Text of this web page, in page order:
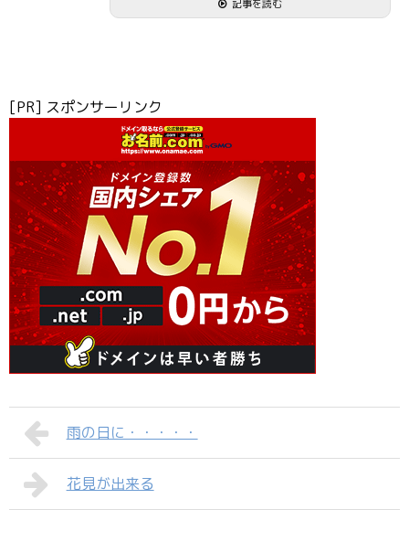
記事を読む
[PR] スポンサーリンク
雨の日に・・・・・
花見が出来る